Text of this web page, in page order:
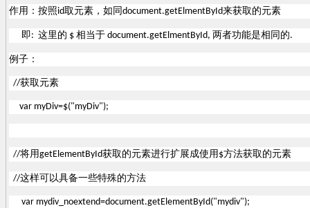
作用：按照id取元素，如同 document.getElmentById来获取的元素
即: 这里的 $ 相当于 document.getElmentById, 两者功能是相同的.
例子：
//获取元素
var myDiv=$("myDiv");
//将用getElementById获取的元素进行扩展成使用 $方法获取的元素
//这样可以具备一些特殊的方法
var mydiv_noextend=document.getElementById("mydiv");